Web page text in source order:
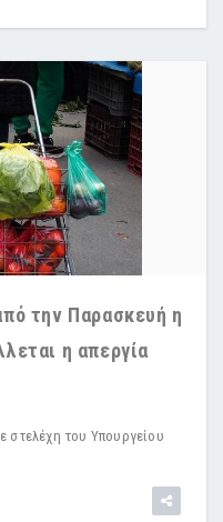
την Παρασκευή η
η απεργία
στελέχη του Υπουργείου